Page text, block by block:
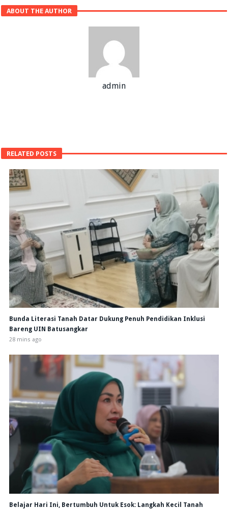
ABOUT THE AUTHOR
admin
RELATED POSTS
Bunda Literasi Tanah Datar Dukung Penuh Pendidikan Inklusi
Bareng UIN Batusangkar
28 mins ago
Belajar Hari Ini, Bertumbuh Untuk Esok: Langkah Kecil Tanah